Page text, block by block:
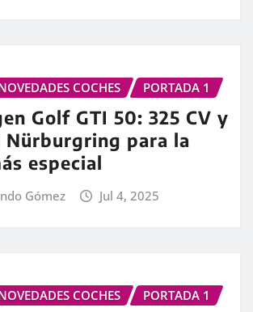
COCHES PORTADA 1
Golf GTI 50: 325 CV y
Nürburgring para la
especial
Gómez Jul 4, 2025
COCHES PORTADA 1